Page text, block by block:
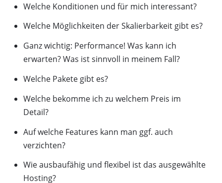
Welche Konditionen und für mich interessant?
Welche Möglichkeiten der Skalierbarkeit gibt es?
Ganz wichtig: Performance! Was kann ich
erwarten? Was ist sinnvoll in meinem Fall?
Welche Pakete gibt es?
Welche bekomme ich zu welchem Preis im
Detail?
Auf welche Features kann man ggf. auch
verzichten?
Wie ausbaufähig und flexibel ist das ausgewählte
Hosting?